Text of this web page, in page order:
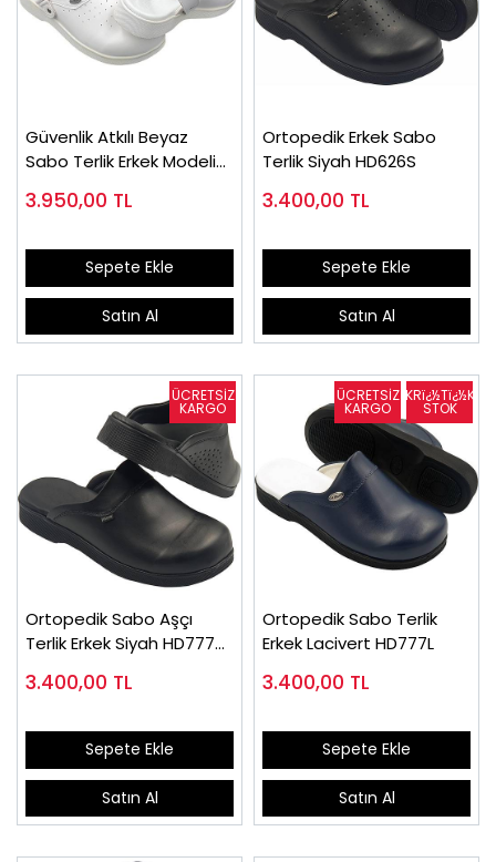
Güvenlik Atkılı Beyaz
Sabo Terlik Erkek Modeli
3.950,00 TL
Sepete Ekle
Satın Al
Ortopedik Erkek Sabo
Terlik Siyah HD626S
3.400,00 TL
Sepete Ekle
Satın Al
Ortopedik Sabo Aşçı
Terlik Erkek Siyah HD777S
3.400,00 TL
Sepete Ekle
Satın Al
Ortopedik Sabo Terlik
Erkek Lacivert HD777L
3.400,00 TL
Sepete Ekle
Satın Al